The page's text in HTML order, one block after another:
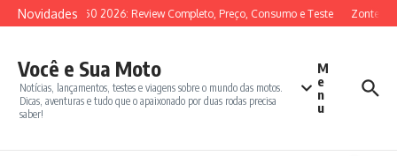
Ir para o conteúdo
Novidades
SYM ADX 150 2026: Review Completo, Preço, Consumo e Teste Zontes
Você e Sua Moto
Notícias, lançamentos, testes e viagens sobre o mundo das motos.
Dicas, aventuras e tudo que o apaixonado por duas rodas precisa
saber!
M
e
n
u